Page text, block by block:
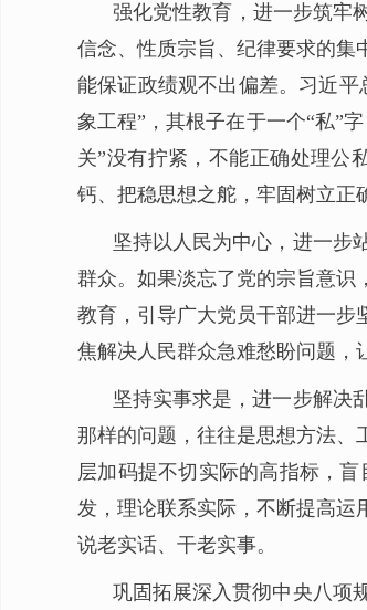
强化党性教育，进一步筑牢
信念、性质宗旨、纪律要求的集
能保证政绩观不出偏差。习近平
象工程”，其根子在于一个“私”
关”没有拧紧，不能正确处理公
钙、把稳思想之舵，牢固树立正
坚持以人民为中心，进一步
群众。如果淡忘了党的宗旨意识
教育，引导广大党员干部进一步
焦解决人民群众急难愁盼问题，
坚持实事求是，进一步解决
那样的问题，往往是思想方法、
层加码提不切实际的高指标，
发，理论联系实际，不断提高运
说老实话、干老实事。
巩固拓展深入贯彻中央八项